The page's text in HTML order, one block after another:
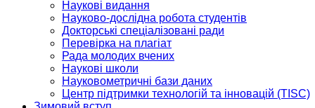
Наукові видання
Науково-дослідна робота студентів
Докторські спеціалізовані ради
Перевірка на плагіат
Рада молодих вчених
Наукові школи
Науковометричні бази даних
Центр підтримки технологій та інновацій (TISC)